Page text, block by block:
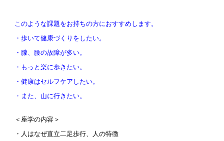
このような課題をお持ちの方におすすめします。
・歩いて健康づくりをしたい。
・膝、腰の故障が多い。
・もっと楽に歩きたい。
・健康はセルフケアしたい。
・また、山に行きたい。
＜座学の内容＞
・人はなぜ直立二足歩行、人の特徴